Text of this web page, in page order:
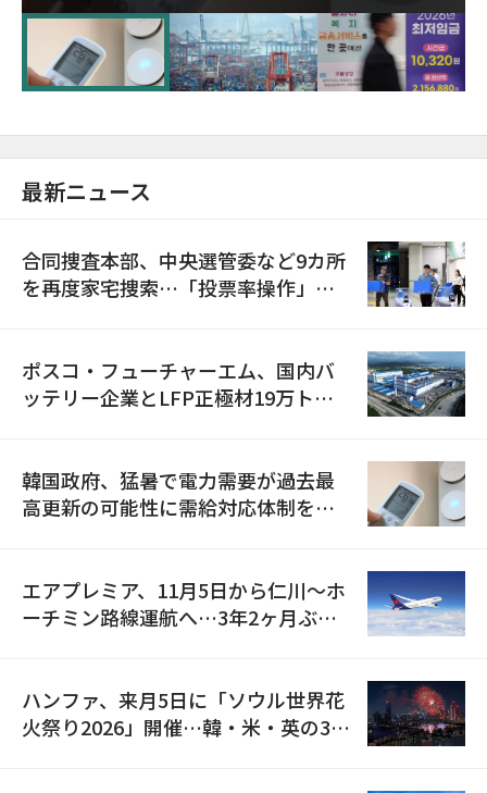
に需給対応体制を点検
最新ニュース
合同捜査本部、中央選管委など9カ所
を再度家宅捜索…「投票率操作」の
ポスコ・フューチャーエム、国内バ
ッテリー企業とLFP正極材19万トン
韓国政府、猛暑で電力需要が過去最
高更新の可能性に需給対応体制を点
エアプレミア、11月5日から仁川〜ホ
ーチミン路線運航へ…3年2ヶ月ぶり
ハンファ、来月5日に「ソウル世界花
火祭り2026」開催…韓・米・英の3カ